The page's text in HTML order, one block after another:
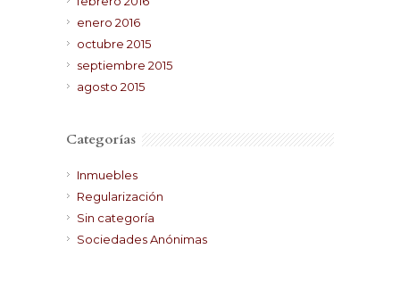
enero 2016
octubre 2015
septiembre 2015
agosto 2015
Categorías
Inmuebles
Regularización
Sin categoría
Sociedades Anónimas